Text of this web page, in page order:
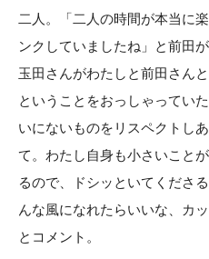
二人。「二人の時間が本当に
ンクしていましたね」と前田
玉田さんがわたしと前田さん
ということをおっしゃってい
いにないものをリスペクトし
て。わたし自身も小さいこと
るので、ドシッといてくださ
んな風になれたらいいな、カ
とコメント。